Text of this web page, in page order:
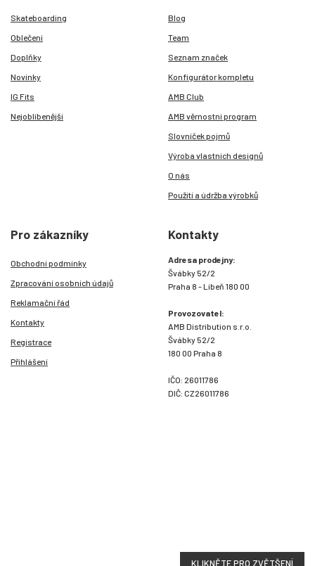
Skateboarding
Oblečení
Doplňky
Novinky
IG Fits
Nejoblíbenější
Blog
Team
Seznam značek
Konfigurátor kompletu
AMB Club
AMB věrnostní program
Slovníček pojmů
Výroba vlastních designů
O nás
Použití a údržba výrobků
Pro zákazníky
Obchodní podmínky
Zpracování osobních údajů
Reklamační řád
Kontakty
Registrace
Přihlášení
Kontakty
Adresa prodejny:
Švábky 52/2
Praha 8 - Libeň 180 00
Provozovatel:
AMB Distribution s.r.o.
Švábky 52/2
180 00 Praha 8
IČO: 26011786
DIČ: CZ26011786
KLIKNĚTE PRO ZVĚTŠENÍ